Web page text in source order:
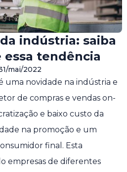
indústria: saiba
essa tendência
mai/2022
uma novidade na indústria e
de compras e vendas on-
e baixo custo da
na promoção e um
final. Esta
empresas de diferentes